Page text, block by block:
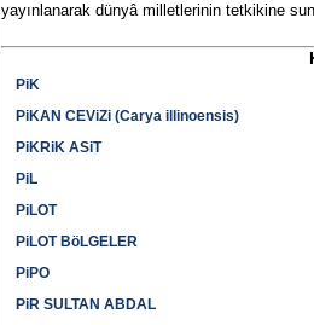
yayınlanarak dünyâ milletlerinin tetkikine
PiK
PiKAN CEViZi (Carya illinoensis)
PiKRiK ASiT
PiL
PiLOT
PiLOT BöLGELER
PiPO
PiR SULTAN ABDAL